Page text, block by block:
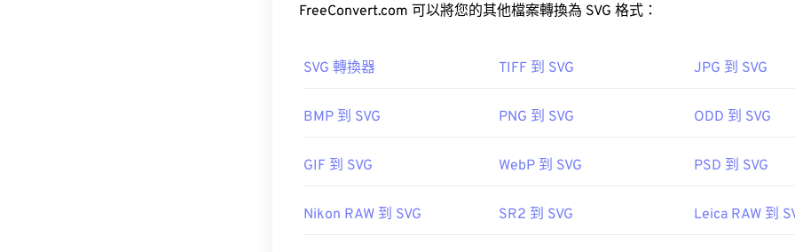
如何開啟 JPEG 檔案檔案？
即可在預設圖像檢視器、圖像編輯器或網頁瀏覽器中開啟它。
JPEG 檔案會在常用的網頁瀏覽器（例如 Chrome）、Microsoft 應用程式（例
如何開啟 SVG 檔案？
SVG 檔案可以在大多數 Web 瀏覽器中輕鬆打開，例如 或 Microsoft
網聯盟 (W3C)
href="https://www.lifewire.com/svg-file-4120603"
FreeConvert.com 可以將您的其他檔案轉換為 SVG 格式：
SVG 轉換器 TIFF 到 SVG JPG 到 SVG
BMP 到 SVG PNG 到 SVG ODD 到 SVG
GIF 到 SVG WebP 到 SVG PSD 到 SVG
Nikon RAW 到 SVG SR2 到 SVG Leica RAW 到